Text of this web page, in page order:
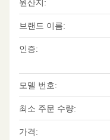
원산지:
브랜드 이름:
인증:
모델 번호:
최소 주문 수량:
가격: